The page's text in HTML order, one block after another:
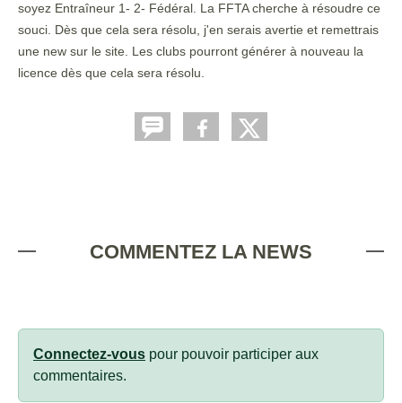
soyez Entraîneur 1- 2- Fédéral. La FFTA cherche à résoudre ce
souci. Dès que cela sera résolu, j'en serais avertie et remettrais
une new sur le site. Les clubs pourront générer à nouveau la
licence dès que cela sera résolu.
COMMENTEZ LA NEWS
Connectez-vous pour pouvoir participer aux
commentaires.